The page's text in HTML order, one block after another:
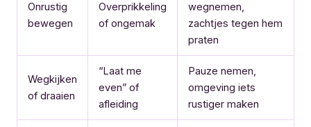
Onrustig
bewegen
Overprikkeling
of ongemak
wegnemen,
zachtjes tegen hem
praten
Wegkijken
of draaien
“Laat me
even” of
afleiding
Pauze nemen,
omgeving iets
rustiger maken